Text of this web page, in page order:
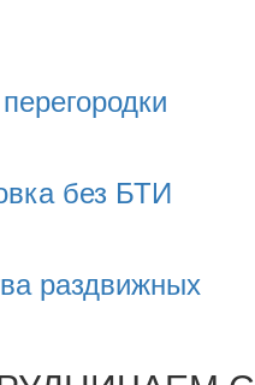
без БТИ
раздвижных